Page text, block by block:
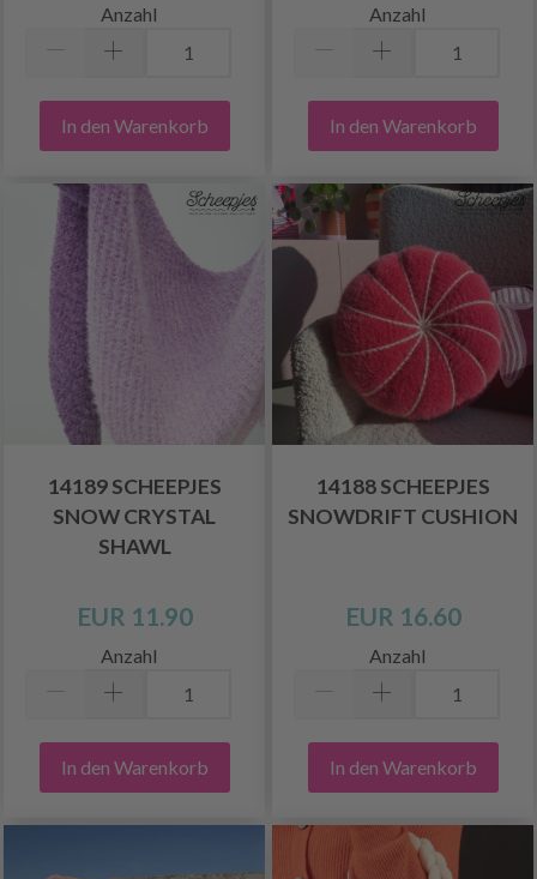
Anzahl
In den Warenkorb
Anzahl
In den Warenkorb
14189 SCHEEPJES
SNOW CRYSTAL
SHAWL
EUR 11.90
Anzahl
In den Warenkorb
14188 SCHEEPJES
SNOWDRIFT CUSHION
EUR 16.60
Anzahl
In den Warenkorb